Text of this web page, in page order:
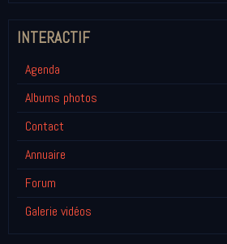
INTERACTIF
Agenda
Albums photos
Contact
Annuaire
Forum
Galerie vidéos